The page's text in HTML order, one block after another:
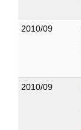
2010/09
2010/09